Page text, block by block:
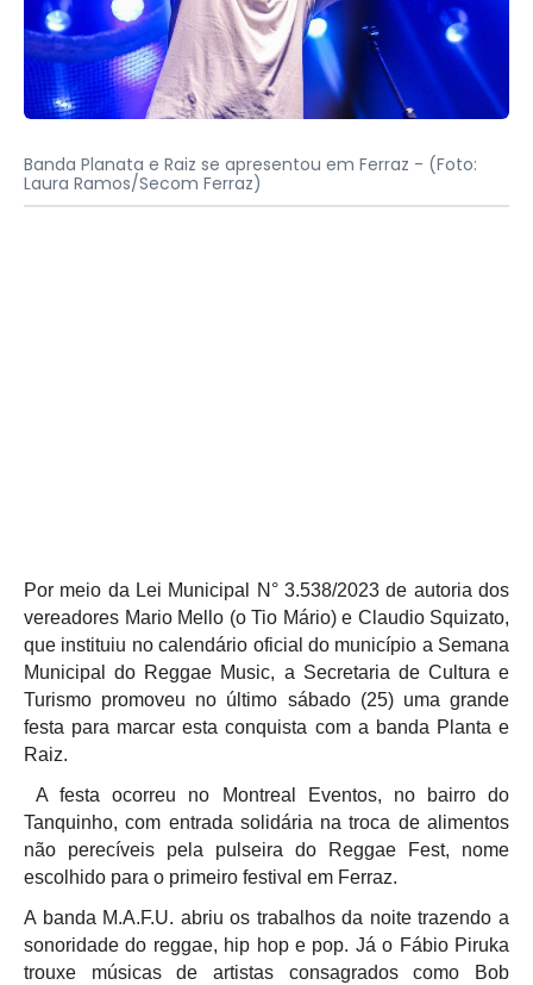
Banda Planata e Raiz se apresentou em Ferraz - (Foto:
Laura Ramos/Secom Ferraz)
Por meio da Lei Municipal N° 3.538/2023 de autoria dos
vereadores Mario Mello (o Tio Mário) e Claudio Squizato,
que instituiu no calendário oficial do município a Semana
Municipal do Reggae Music, a Secretaria de Cultura e
Turismo promoveu no último sábado (25) uma grande
festa para marcar esta conquista com a banda Planta e
Raiz.
A festa ocorreu no Montreal Eventos, no bairro do
Tanquinho, com entrada solidária na troca de alimentos
não perecíveis pela pulseira do Reggae Fest, nome
escolhido para o primeiro festival em Ferraz.
A banda M.A.F.U. abriu os trabalhos da noite trazendo a
sonoridade do reggae, hip hop e pop. Já o Fábio Piruka
trouxe músicas de artistas consagrados como Bob